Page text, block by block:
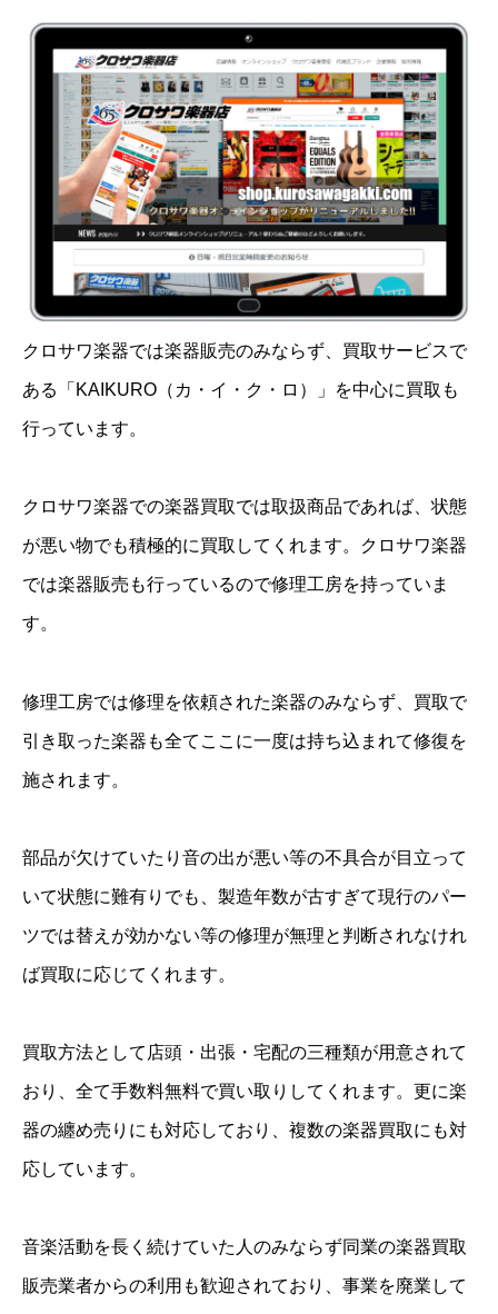
クロサワ楽器では楽器販売のみならず、買取サービスで
ある「KAIKURO（カ・イ・ク・ロ）」を中心に買取も
行っています。
クロサワ楽器での楽器買取では取扱商品であれば、状態
が悪い物でも積極的に買取してくれます。クロサワ楽器
では楽器販売も行っているので修理工房を持っていま
す。
修理工房では修理を依頼された楽器のみならず、買取で
引き取った楽器も全てここに一度は持ち込まれて修復を
施されます。
部品が欠けていたり音の出が悪い等の不具合が目立って
いて状態に難有りでも、製造年数が古すぎて現行のパー
ツでは替えが効かない等の修理が無理と判断されなけれ
ば買取に応じてくれます。
買取方法として店頭・出張・宅配の三種類が用意されて
おり、全て手数料無料で買い取りしてくれます。更に楽
器の纏め売りにも対応しており、複数の楽器買取にも対
応しています。
音楽活動を長く続けていた人のみならず同業の楽器買取
販売業者からの利用も歓迎されており、事業を廃業して